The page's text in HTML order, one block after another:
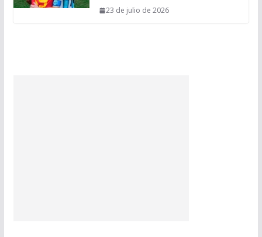
23 de julio de 2026